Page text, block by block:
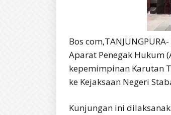
Bos
Aparat Penegak Hukum
kepemimpinan Karutan
ke Kejaksaan Negeri
Kunjungan ini